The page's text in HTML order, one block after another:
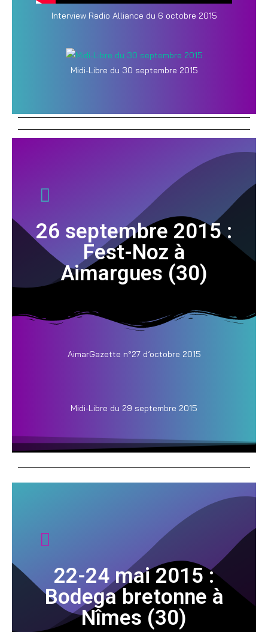
Interview Radio Alliance du 6 octobre 2015
Midi-Libre du 30 septembre 2015
26 septembre 2015 :
Fest-Noz à
Aimargues (30)
AimarGazette n°27 d’octobre 2015
Midi-Libre du 29 septembre 2015
22-24 mai 2015 :
Bodega bretonne à
Nîmes (30)